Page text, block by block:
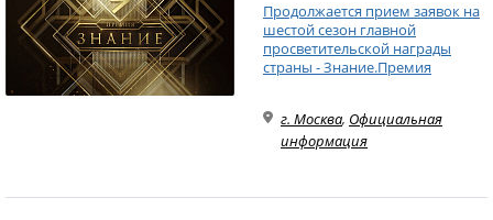
Продолжается прием заявок на
шестой сезон главной
просветительской награды
страны - Знание.Премия
г. Москва, Официальная
информация